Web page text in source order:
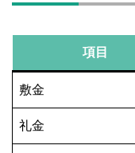
項目
敷金
礼金